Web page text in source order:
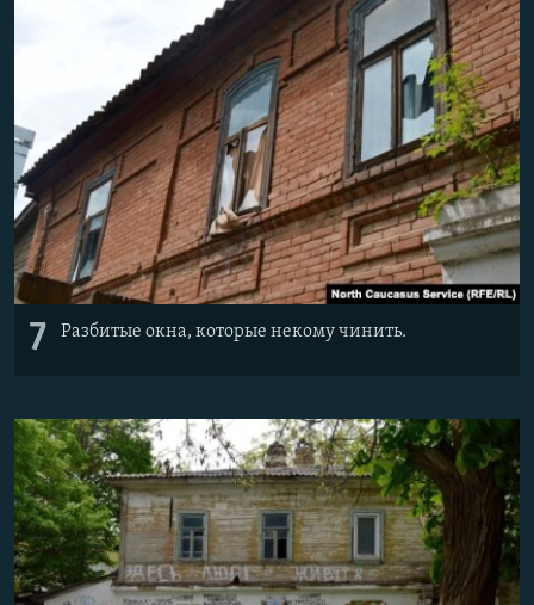
7 Разбитые окна, которые некому чинить.